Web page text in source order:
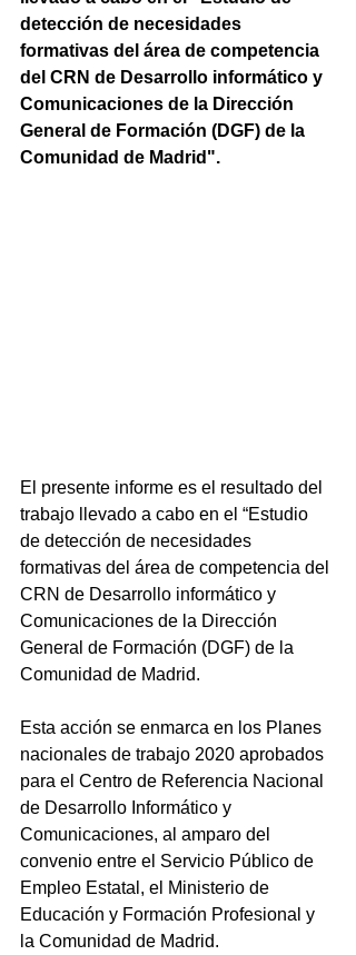
detección de necesidades
formativas del área de competencia
del CRN de Desarrollo informático y
Comunicaciones de la Dirección
General de Formación (DGF) de la
Comunidad de Madrid".
El presente informe es el resultado del
trabajo llevado a cabo en el “Estudio
de detección de necesidades
formativas del área de competencia del
CRN de Desarrollo informático y
Comunicaciones de la Dirección
General de Formación (DGF) de la
Comunidad de Madrid.
Esta acción se enmarca en los Planes
nacionales de trabajo 2020 aprobados
para el Centro de Referencia Nacional
de Desarrollo Informático y
Comunicaciones, al amparo del
convenio entre el Servicio Público de
Empleo Estatal, el Ministerio de
Educación y Formación Profesional y
la Comunidad de Madrid.